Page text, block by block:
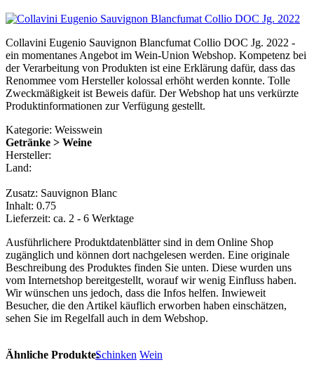
Collavini Eugenio Sauvignon Blancfumat Collio DOC Jg. 2022 -
ein momentanes Angebot im Wein-Union Webshop. Kompetenz bei
der Verarbeitung von Produkten ist eine Erklärung dafür, dass das
Renommee vom Hersteller kolossal erhöht werden konnte. Tolle
Zweckmäßigkeit ist Beweis dafür. Der Webshop hat uns verkürzte
Produktinformationen zur Verfügung gestellt.
Kategorie: Weisswein
Getränke > Weine
Hersteller:
Land:
Zusatz: Sauvignon Blanc
Inhalt: 0.75
Lieferzeit: ca. 2 - 6 Werktage
Ausführlichere Produktdatenblätter sind in dem Online Shop
zugänglich und können dort nachgelesen werden. Eine originale
Beschreibung des Produktes finden Sie unten. Diese wurden uns
vom Internetshop bereitgestellt, worauf wir wenig Einfluss haben.
Wir wünschen uns jedoch, dass die Infos helfen. Inwieweit
Besucher, die den Artikel käuflich erworben haben einschätzen,
sehen Sie im Regelfall auch in dem Webshop.
Ähnliche Produkte:Schinken Wein